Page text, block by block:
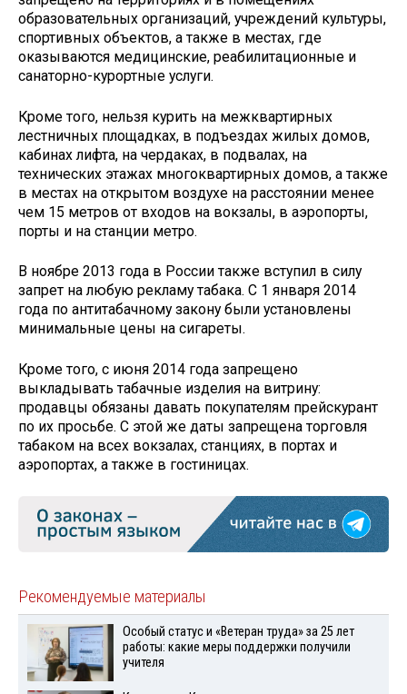
образовательных организаций, учреждений культуры,
спортивных объектов, а также в местах, где
оказываются медицинские, реабилитационные и
санаторно-курортные услуги.
Кроме того, нельзя курить на межквартирных
лестничных площадках, в подъездах жилых домов,
кабинах лифта, на чердаках, в подвалах, на
технических этажах многоквартирных домов, а также
в местах на открытом воздухе на расстоянии менее
чем 15 метров от входов на вокзалы, в аэропорты,
порты и на станции метро.
В ноябре 2013 года в России также вступил в силу
запрет на любую рекламу табака. С 1 января 2014
года по антитабачному закону были установлены
минимальные цены на сигареты.
Кроме того, с июня 2014 года запрещено
выкладывать табачные изделия на витрину:
продавцы обязаны давать покупателям прейскурант
по их просьбе. С этой же даты запрещена торговля
табаком на всех вокзалах, станциях, в портах и
аэропортах, а также в гостиницах.
Рекомендуемые материалы
Особый статус и «Ветеран труда» за 25 лет
работы: какие меры поддержки получили
учителя